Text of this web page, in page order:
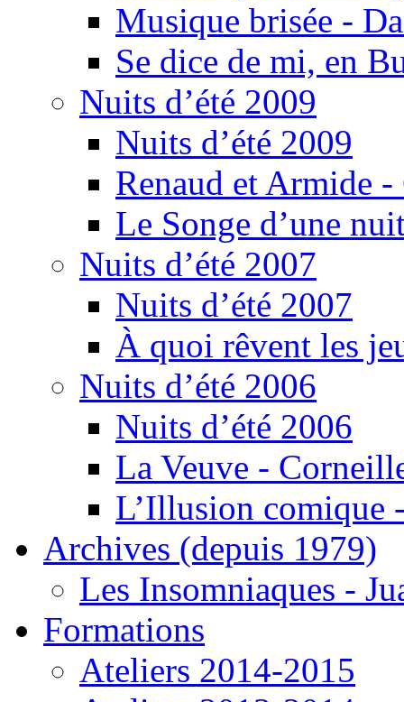
Musique brisée -
Se dice de mi, en
Nuits d’été 2009
Nuits d’été 2009
Renaud et Armide -
Le Songe d’une
Nuits d’été 2007
Nuits d’été 2007
À quoi rêvent les
Nuits d’été 2006
Nuits d’été 2006
La Veuve -
L’Illusion comique
Archives (depuis 1979)
Les Insomniaques -
Formations
Ateliers 2014-2015